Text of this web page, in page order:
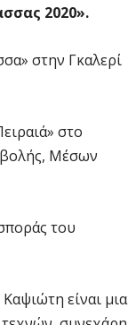
2020».
στην Γκαλερί
στο
Μέσων
του
είναι μια